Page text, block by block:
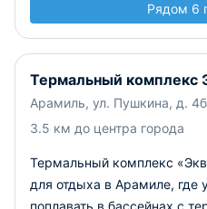
Рядом 6
Термальный комплекс
Арамиль, ул. Пушкина, д.
3.5 км до центра города
Термальный комплекс
для отдыха в Арамиле, где
поплавать в бассейнах с